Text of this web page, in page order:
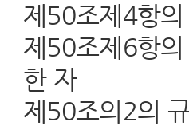
제50조제4항
제50조제6항
한 자
제50조의2의